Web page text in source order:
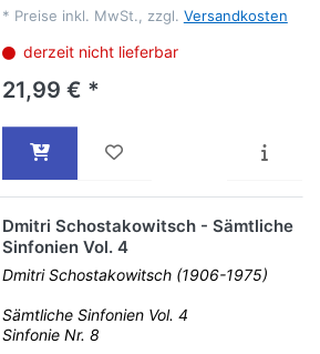
* Preise inkl. MwSt., zzgl. Versandkosten
derzeit nicht lieferbar
21,99 € *
Dmitri Schostakowitsch - Sämtliche
Sinfonien Vol. 4
Dmitri Schostakowitsch (1906-1975)
Sämtliche Sinfonien Vol. 4
Sinfonie Nr. 8